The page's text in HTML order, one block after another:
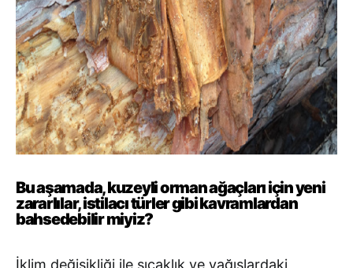
Bu aşamada, kuzeyli orman ağaçları için yeni
zararlılar, istilacı türler gibi kavramlardan
bahsedebilir miyiz?
İklim değişikliği ile sıcaklık ve yağışlardaki